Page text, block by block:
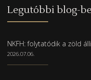
Legutóbbi blog-
NKFH: folytatódik a zöld
2026.07.06.